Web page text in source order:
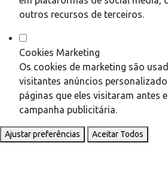
outros recursos de terceiros.
Cookies Marketing
Os cookies de marketing são
visitantes anúncios
páginas que eles visitaram antes
campanha publicitária.
Ajustar preferências Aceitar Todos